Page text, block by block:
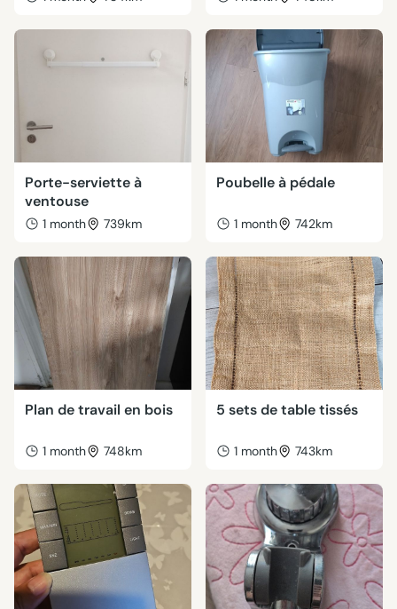
Porte-serviette à
ventouse
1 month 739km
Poubelle à pédale
1 month 742km
Plan de travail en bois
1 month 748km
5 sets de table tissés
1 month 743km